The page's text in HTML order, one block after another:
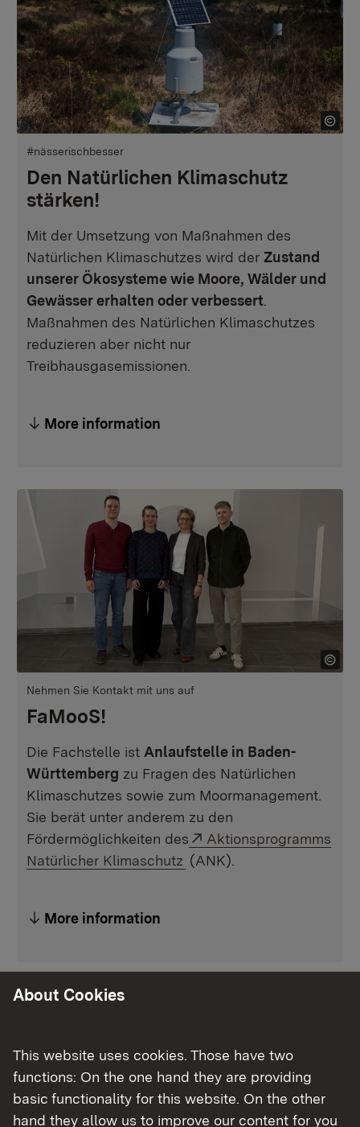
Den Natürlichen Klimaschutz
stärken!
#nässerischbesser
Mit der Umsetzung von Maßnahmen des
Natürlichen Klimaschutzes wird der Zustand
unserer Ökosysteme wie Moore, Wälder und
Gewässer erhalten oder verbessert.
Maßnahmen des Natürlichen Klimaschutzes
reduzieren aber nicht nur
Treibhausgasemissionen.
More information
FaMooS!
Nehmen Sie Kontakt mit uns auf
Die Fachstelle ist Anlaufstelle in Baden-
Württemberg zu Fragen des Natürlichen
Klimaschutzes sowie zum Moormanagement.
Sie berät unter anderem zu den
Fördermöglichkeiten des
External link:
Aktionsprogramms
Natürlicher Klimaschutz (ANK).
More information
FaMooS - landesweite Fachstelle für
Moormanagement und Natürlichen
Klimaschutz
About Cookies
This website uses cookies. Those have two
functions: On the one hand they are providing
basic functionality for this website. On the other
hand they allow us to improve our content for you